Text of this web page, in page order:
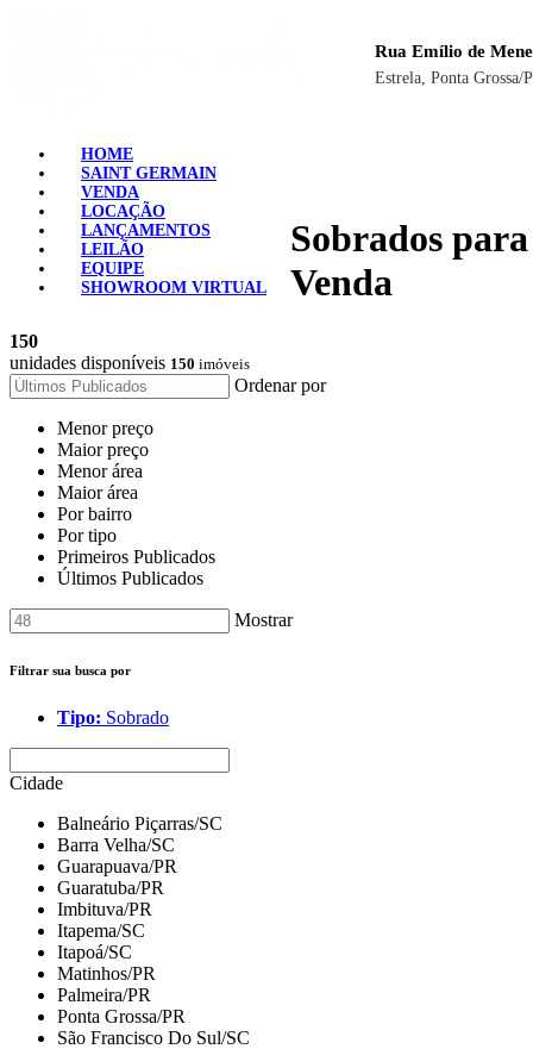
Rua Emílio de
Estrela, Ponta Grossa/
HOME
SAINT GERMAIN
VENDA
LOCAÇÃO
LANÇAMENTOS
LEILÃO
EQUIPE
SHOWROOM VIRTUAL
Sobrados para
Venda
150
unidades disponíveis 150 imóveis
Ordenar por
Menor preço
Maior preço
Menor área
Maior área
Por bairro
Por tipo
Primeiros Publicados
Últimos Publicados
Mostrar
Filtrar sua busca por
Tipo: Sobrado
Cidade
Balneário Piçarras/SC
Barra Velha/SC
Guarapuava/PR
Guaratuba/PR
Imbituva/PR
Itapema/SC
Itapoá/SC
Matinhos/PR
Palmeira/PR
Ponta Grossa/PR
São Francisco Do Sul/SC